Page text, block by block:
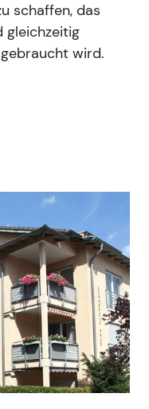
schaffen, das
gleichzeitig
wird.